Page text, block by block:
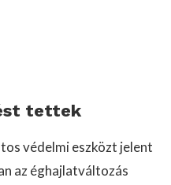
tettek
védelmi eszközt jelent
az éghajlatváltozás